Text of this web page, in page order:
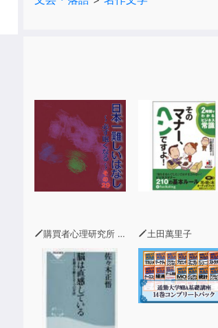
購買者心理研究所 株式会社モデンナ 顧問 青木幹和 土田萬里子